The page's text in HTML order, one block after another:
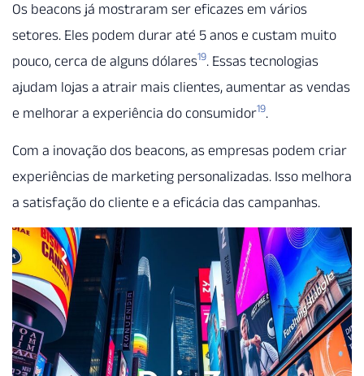
Os beacons já mostraram ser eficazes em vários
setores. Eles podem durar até 5 anos e custam muito
pouco, cerca de alguns dólares19. Essas tecnologias
ajudam lojas a atrair mais clientes, aumentar as vendas
e melhorar a experiência do consumidor19.
Com a inovação dos beacons, as empresas podem criar
experiências de marketing personalizadas. Isso melhora
a satisfação do cliente e a eficácia das campanhas.